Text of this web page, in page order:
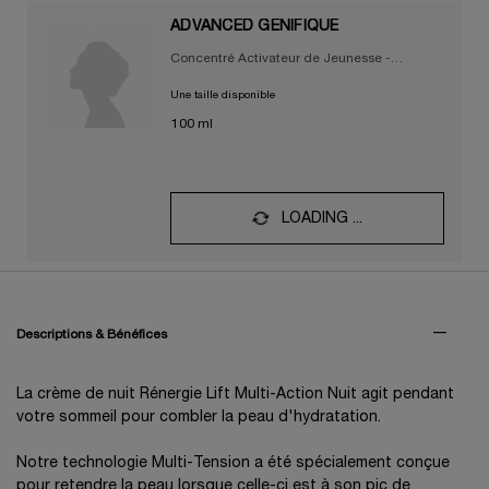
ADVANCED GÉNIFIQUE
Concentré Activateur de Jeunesse -
Une taille disponible
100 ml
LOADING ...
Descriptions & Bénéfices
La crème de nuit Rénergie Lift Multi-Action Nuit agit pendant
votre sommeil pour combler la peau d'hydratation.
Notre technologie Multi-Tension a été spécialement conçue